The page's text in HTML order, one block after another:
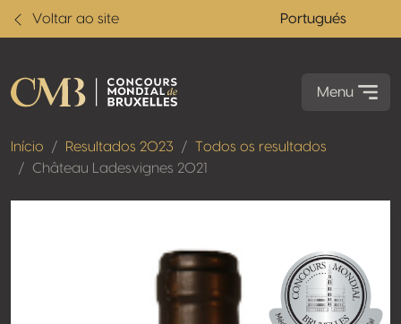
Voltar ao site Portugués
Menu
Início Resultados 2023
Todos os resultados
Château Ladesvignes 2021